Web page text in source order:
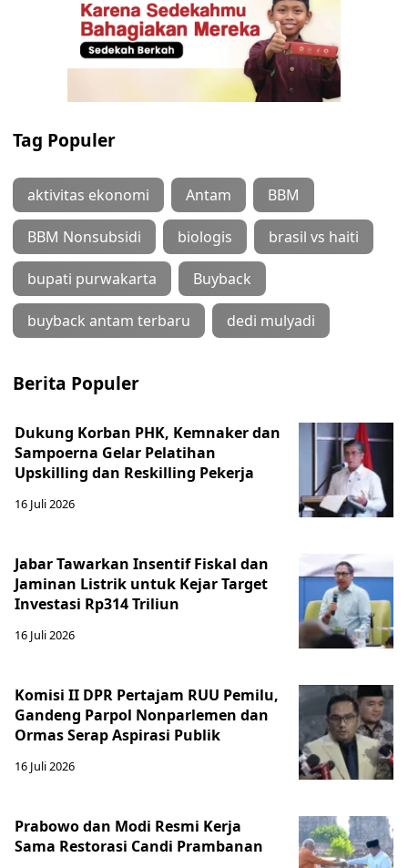
Tag Populer
aktivitas ekonomi Antam BBM
BBM Nonsubsidi biologis brasil vs haiti
bupati purwakarta Buyback
buyback antam terbaru dedi mulyadi
Berita Populer
Dukung Korban PHK, Kemnaker dan
Sampoerna Gelar Pelatihan
Upskilling dan Reskilling Pekerja
16 Juli 2026
Jabar Tawarkan Insentif Fiskal dan
Jaminan Listrik untuk Kejar Target
Investasi Rp314 Triliun
16 Juli 2026
Komisi II DPR Pertajam RUU Pemilu,
Gandeng Parpol Nonparlemen dan
Ormas Serap Aspirasi Publik
16 Juli 2026
Prabowo dan Modi Resmi Kerja
Sama Restorasi Candi Prambanan